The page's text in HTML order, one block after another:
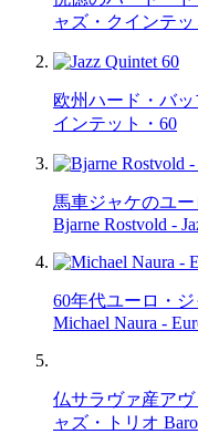
ャズ・クインテッ
欧州ハード・バッ
インテット・60
馬車ジャケのユ
Bjarne Rostvold -
60年代ユーロ・
Michael Naura -
仏サラヴァ産ア
ャズ・トリオ